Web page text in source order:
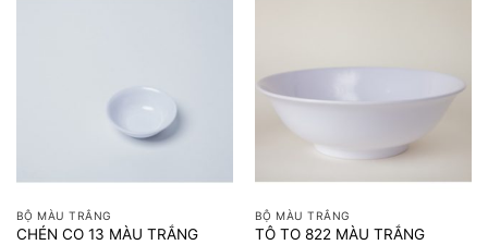
BỘ MÀU TRẮNG
CHÉN CO 13 MÀU TRẮNG
BỘ MÀU TRẮNG
TÔ TO 822 MÀU TRẮNG